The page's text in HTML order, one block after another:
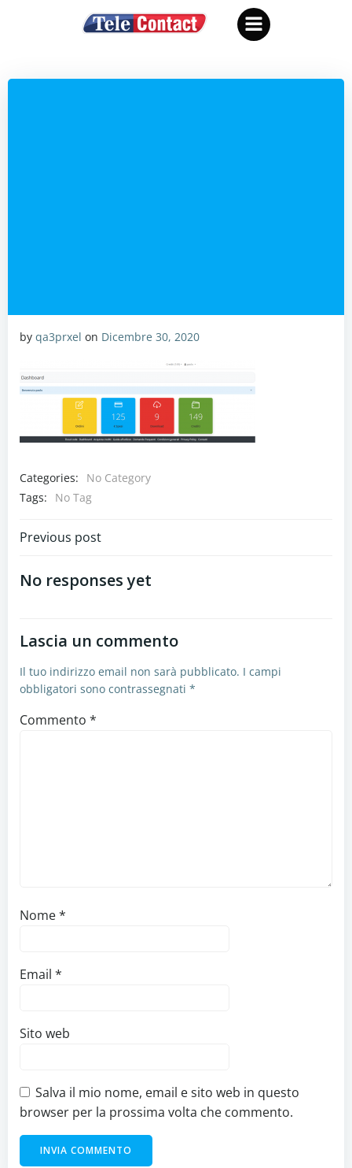
al
by qa3prxel on Dicembre 30, 2020
Categories:
No Category
Tags:
No Tag
Navigazione
articoli
Previous post
No responses yet
Lascia un commento
Il tuo indirizzo email non sarà pubblicato. I campi
obbligatori sono contrassegnati *
Commento *
Nome*
Email *
Sito web
Salva il mio nome, email e sito web in questo
browser per la prossima volta che commento.